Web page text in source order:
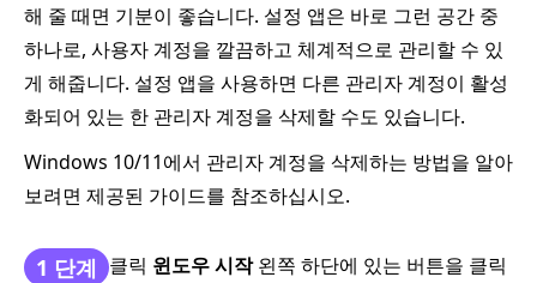
해 줄 때면 기분이 좋습니다. 설정 앱은 바로 그런 공간 중
하나로, 사용자 계정을 깔끔하고 체계적으로 관리할 수 있
게 해줍니다. 설정 앱을 사용하면 다른 관리자 계정이 활성
화되어 있는 한 관리자 계정을 삭제할 수도 있습니다.
Windows 10/11에서 관리자 계정을 삭제하는 방법을 알아
보려면 제공된 가이드를 참조하십시오.
1 단계 클릭 윈도우 시작왼쪽 하단에 있는 버튼을 클릭